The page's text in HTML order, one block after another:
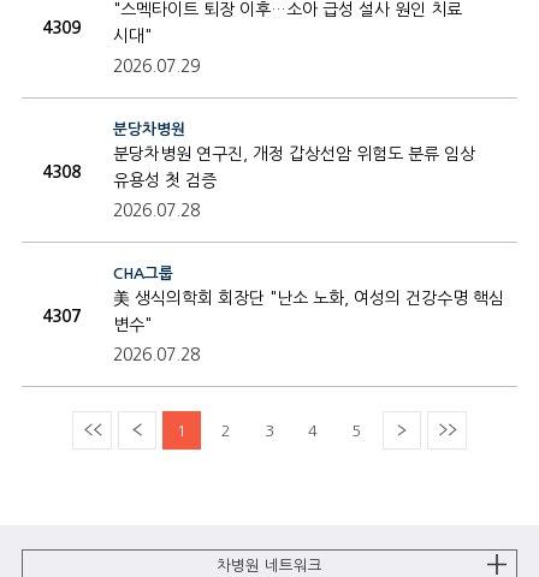
4309
"스멕타이트 퇴장 이후…소아 급성 설사 원인 치료
시대"
2026.07.29
4308
분당차병원
분당차병원 연구진, 개정 갑상선암 위험도 분류 임상
유용성 첫 검증
2026.07.28
4307
CHA그룹
美 생식의학회 회장단 "난소 노화, 여성의 건강수명 핵심
변수"
2026.07.28
1 2 3 4 5
차병원 네트워크